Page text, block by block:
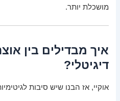
מושכלת יותר.
איך מבדילים בין
דיגיטלי?
אוקיי, אז הבנו שיש סיבות